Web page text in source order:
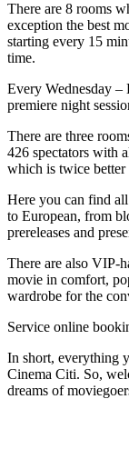
There are 8 rooms
exception the best
starting every 15
time.
Every Wednesday –
premiere night
There are three
426 spectators with
which is twice
Here you can find
to European, from
prereleases and
There are also VIP-
movie in comfort,
wardrobe for the
Service online
In short, everything
Cinema Citi. So,
dreams of